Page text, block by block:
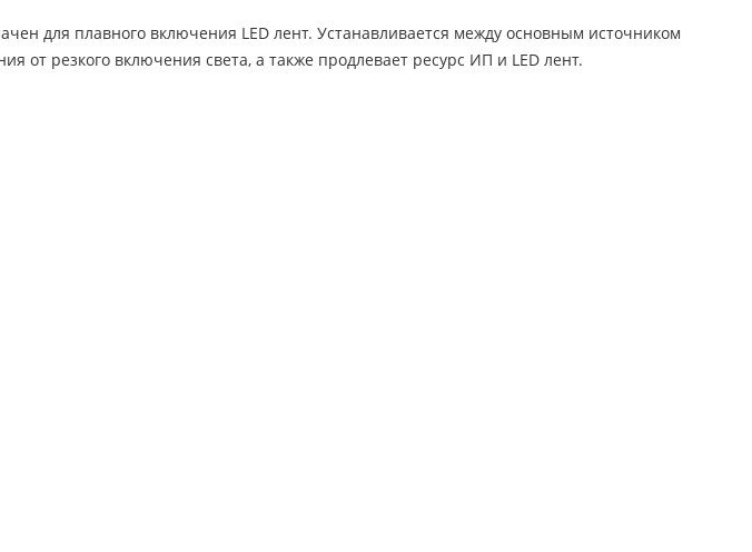
для плавного включения LED лент. Устанавливается между основным источником
от резкого включения света, а также продлевает ресурс ИП и LED лент.